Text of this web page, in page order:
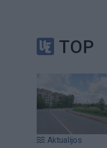
TOP
Aktualijos